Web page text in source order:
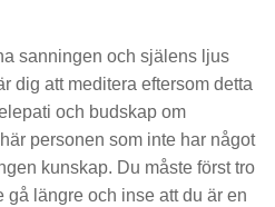
sanningen och själens ljus
dig att meditera eftersom detta
och budskap om
personen som inte har något
kunskap. Du måste först tro
gå längre och inse att du är en